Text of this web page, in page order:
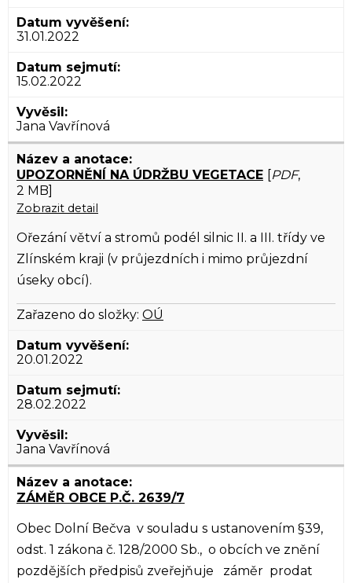
31.01.2022
15.02.2022
Jana Vavřínová
UPOZORNĚNÍ NA ÚDRŽBU VEGETACE [PDF,
2 MB]
Zobrazit detail
Ořezání větví a stromů podél silnic II. a III. třídy ve
Zlínském kraji (v průjezdních i mimo průjezdní
úseky obcí).
Zařazeno do složky: OÚ
20.01.2022
28.02.2022
Jana Vavřínová
ZÁMĚR OBCE P.Č. 2639/7
Obec Dolní Bečva v souladu s ustanovením §39,
odst. 1 zákona č. 128/2000 Sb., o obcích ve znění
pozdějších předpisů zveřejňuje záměr prodat